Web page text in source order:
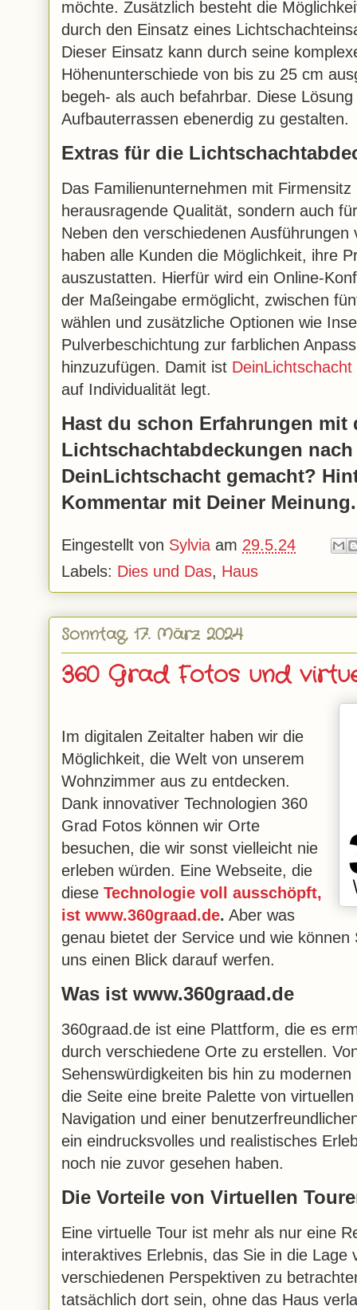
möchte. Zusätzlich besteht die
durch den Einsatz eines
Dieser Einsatz kann durch seine
Höhenunterschiede von bis zu 25 cm
begeh- als auch befahrbar. Diese
Aufbauterrassen ebenerdig zu gestalten.
Extras für die
Das Familienunternehmen mit
herausragende Qualität, sondern auch
Neben den verschiedenen
haben alle Kunden die Möglichkeit, ihre
auszustatten. Hierfür wird ein Online-
der Maßeingabe ermöglicht, zwischen
wählen und zusätzliche Optionen wie
Pulverbeschichtung zur farblichen
hinzuzufügen. Damit ist DeinLichtschacht
auf Individualität legt.
Hast du schon Erfahrungen mit
Lichtschachtabdeckungen
DeinLichtschacht gemacht?
Kommentar mit Deiner Meinung.
Eingestellt von Sylvia am 29.5.24
Labels: Dies und Das, Haus
Sonntag, 17. März 2024
360 Grad Fotos und
Im digitalen Zeitalter haben wir die
Möglichkeit, die Welt von unserem
Wohnzimmer aus zu entdecken.
Dank innovativer Technologien 360
Grad Fotos können wir Orte
besuchen, die wir sonst vielleicht nie
erleben würden. Eine Webseite, die
diese Technologie voll ausschöpft,
ist www.360graad.de. Aber was
genau bietet der Service und wie
uns einen Blick darauf werfen.
Was ist www.360graad.de
360graad.de ist eine Plattform, die es
durch verschiedene Orte zu erstellen.
Sehenswürdigkeiten bis hin zu
die Seite eine breite Palette von
Navigation und einer
ein eindrucksvolles und realistisches
noch nie zuvor gesehen haben.
Die Vorteile von Virtuellen
Eine virtuelle Tour ist mehr als nur eine
interaktives Erlebnis, das Sie in die Lage
verschiedenen Perspektiven zu
tatsächlich dort sein, ohne das Haus